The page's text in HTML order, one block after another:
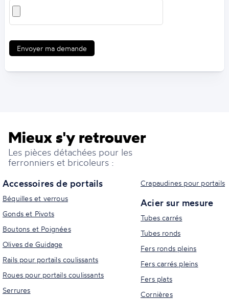
Envoyer ma demande
Mieux s'y retrouver
Les pièces détachées pour les
ferronniers et bricoleurs :
Accessoires de portails
Béquilles et verrous
Gonds et Pivots
Boutons et Poignées
Olives de Guidage
Rails pour portails coulissants
Roues pour portails coulissants
Serrures
Crapaudines pour portails
Acier sur mesure
Tubes carrés
Tubes ronds
Fers ronds pleins
Fers carrés pleins
Fers plats
Cornières